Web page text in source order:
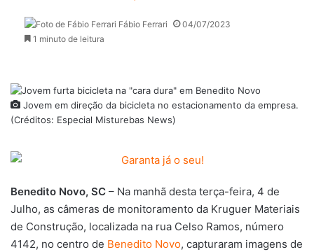
Fábio Ferrari
04/07/2023
1 minuto de leitura
Jovem em direção da bicicleta no estacionamento da empresa.
(Créditos: Especial Misturebas News)
Benedito Novo, SC – Na manhã desta terça-feira, 4 de
Julho, as câmeras de monitoramento da Kruguer Materiais
de Construção, localizada na rua Celso Ramos, número
4142, no centro de Benedito Novo, capturaram imagens de